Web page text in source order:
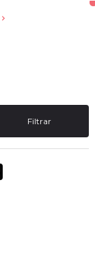
Filtrar